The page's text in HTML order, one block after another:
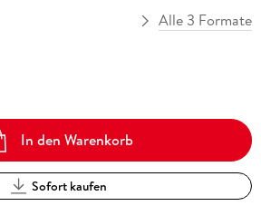
Alle 3 Formate
In den Warenkorb
Sofort kaufen